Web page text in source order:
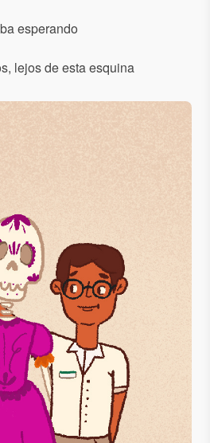
esperando
lejos de esta esquina